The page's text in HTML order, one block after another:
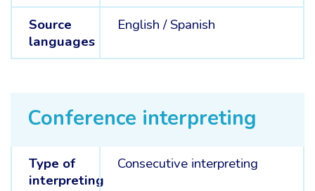
Source
languages
English /Spanish
Conference interpreting
Type of
interpreting
Consecutive interpreting